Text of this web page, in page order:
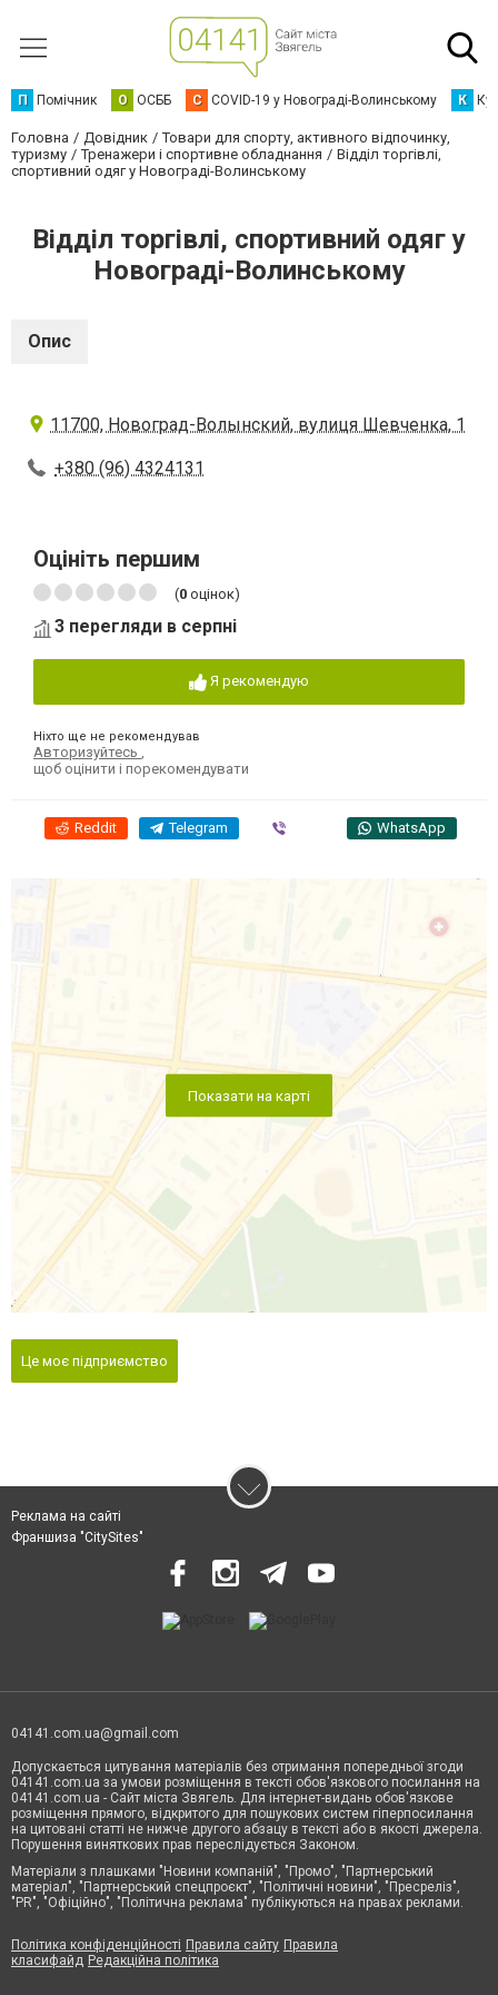
П Помічник О ОСББ C COVID-19 у Новограді-Волинському К
Головна Довідник
Товари для спорту, активного відпочинку,
туризму
Тренажери і спортивне обладнання
Відділ торгівлі,
спортивний одяг у Новограді-Волинському
Відділ торгівлі, спортивний одяг у
Новограді-Волинському
Опис
11700, Новоград-Волынский, вулиця Шевченка, 1
+380 (96) 4324131
Оцініть першим
(0 оцінок)
3 перегляди в серпні
Я рекомендую
Ніхто ще не рекомендував
Авторизуйтесь
щоб оцінити і порекомендувати
Reddit Telegram WhatsApp
Показати на карті
Це моє підприємство
Реклама на сайті
Франшиза "CitySites"
04141.com.ua@gmail.com
Допускається цитування матеріалів без отримання попередньої згоди
04141.com.ua за умови розміщення в тексті обов'язкового посилання на
04141.com.ua - Сайт міста Звягель. Для інтернет-видань обов'язкове
розміщення прямого, відкритого для пошукових систем гіперпосилання
на цитовані статті не нижче другого абзацу в тексті або в якості джерела.
Порушення виняткових прав переслідується Законом.
Матеріали з плашками "Новини компаній", "Промо", "Партнерський
матеріал", "Партнерський спецпроєкт", "Політичні новини", "Пресреліз",
"PR", "Офіційно", "Політична реклама" публікуються на правах реклами.
Політика конфіденційності Правила сайту Правила
класифайд Редакційна політика